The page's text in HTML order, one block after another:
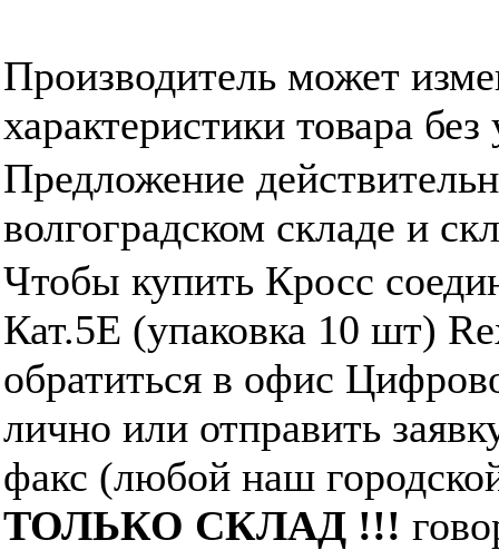
Производитель может
характеристики товара
Предложение
волгоградском складе и
Чтобы купить Кросс
Кат.5E (упаковка 10 шт)
обратиться в офис
лично или отправить
факс (любой наш
ТОЛЬКО СКЛАД !!!